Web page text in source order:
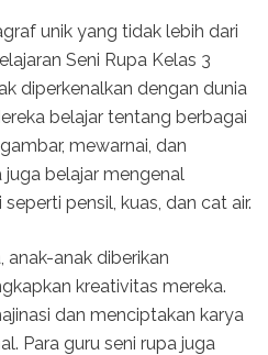
unik yang tidak lebih dari
Seni Rupa Kelas 3
diperkenalkan dengan dunia
belajar tentang berbagai
mewarnai, dan
juga belajar mengenal
pensil, kuas, dan cat air.
anak-anak diberikan
kreativitas mereka.
dan menciptakan karya
Para guru seni rupa juga